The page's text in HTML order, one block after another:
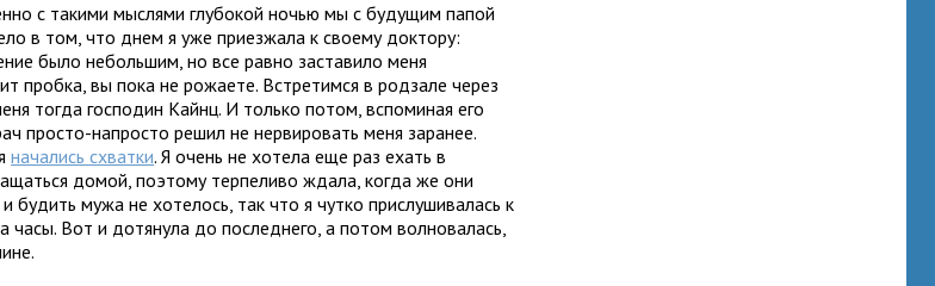
с такими мыслями глубокой ночью мы с будущим папой
в том, что днем я уже приезжала к своему доктору:
было небольшим, но все равно заставило меня
пробка, вы пока не рожаете. Встретимся в родзале через
тогда господин Кайнц. И только потом, вспоминая его
просто-напросто решил не нервировать меня заранее.
начались схватки. Я очень не хотела еще раз ехать в
домой, поэтому терпеливо ждала, когда же они
будить мужа не хотелось, так что я чутко прислушивалась к
часы. Вот и дотянула до последнего, а потом волновалась,